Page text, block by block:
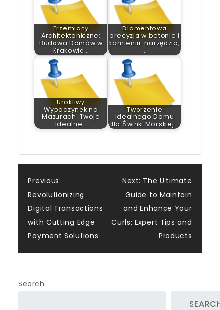
Przemiany
Architektoniczne:
Budowa Domów w
Krakowie…
Diamentowa
precyzja w betonie i
kamieniu: narzędzia,
…
Urokliwy
Wypoczynek na
Mazurach: Twoje
Idealne…
Tworzenie
Idealnego Domu
dla Świnki Morskiej:…
Post
navigation
Previous:
Revolutionizing
Digital Transactions
with Cutting Edge
Payment Solutions
Next: The Ultimate
Guide to Maintain
and Enhance Your
Curls: Expert Tips and
Products
Search